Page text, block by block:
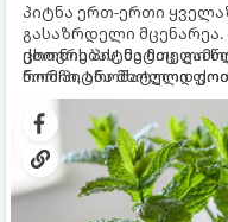
პიტნა ერთ-ერთი
გასაზრდელი
ცხოვრებას, მეტიც,
რომ პიტნა მხოლოდ
გრუნტში (ბაღში)
სწრაფად ვრცელდება
ქოთნის პიტნა მთელი
ნორჩი, არომატული
კერძებისთვის.